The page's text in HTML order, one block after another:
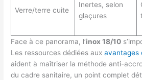
Verre/terre cuite
Inertes, selon
glaçures
Face à ce panorama, l’inox 18/10
Les ressources dédiées auxavantages
aident à maîtriser la méthode anti-
du cadre sanitaire, un point complet